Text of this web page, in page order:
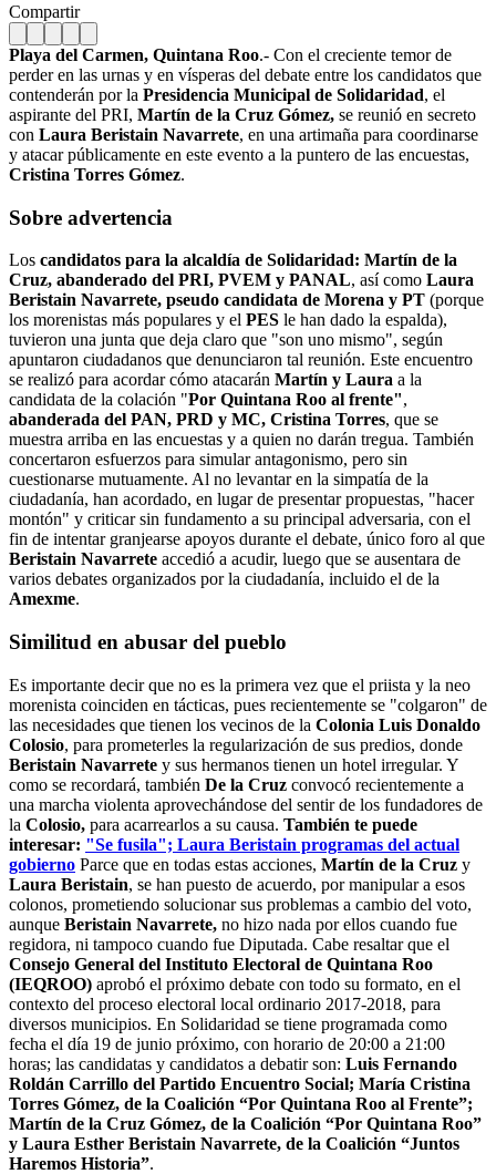
Compartir
Playa del Carmen, Quintana Roo.- Con el creciente temor de
perder en las urnas y en vísperas del debate entre los candidatos que
contenderán por la Presidencia Municipal de Solidaridad, el
aspirante del PRI, Martín de la Cruz Gómez, se reunió en secreto
con Laura Beristain Navarrete, en una artimaña para coordinarse
y atacar públicamente en este evento a la puntero de las encuestas,
Cristina Torres Gómez.
Sobre advertencia
Los candidatos para la alcaldía de Solidaridad: Martín de la
Cruz, abanderado del PRI, PVEM y PANAL, así como Laura
Beristain Navarrete, pseudo candidata de Morena y PT (porque
los morenistas más populares y el PES le han dado la espalda),
tuvieron una junta que deja claro que "son uno mismo", según
apuntaron ciudadanos que denunciaron tal reunión. Este encuentro
se realizó para acordar cómo atacarán Martín y Laura a la
candidata de la colación "Por Quintana Roo al frente",
abanderada del PAN, PRD y MC, Cristina Torres, que se
muestra arriba en las encuestas y a quien no darán tregua. También
concertaron esfuerzos para simular antagonismo, pero sin
cuestionarse mutuamente. Al no levantar en la simpatía de la
ciudadanía, han acordado, en lugar de presentar propuestas, "hacer
montón" y criticar sin fundamento a su principal adversaria, con el
fin de intentar granjearse apoyos durante el debate, único foro al que
Beristain Navarrete accedió a acudir, luego que se ausentara de
varios debates organizados por la ciudadanía, incluido el de la
Amexme.
Similitud en abusar del pueblo
Es importante decir que no es la primera vez que el priista y la neo
morenista coinciden en tácticas, pues recientemente se "colgaron" de
las necesidades que tienen los vecinos de la Colonia Luis Donaldo
Colosio, para prometerles la regularización de sus predios, donde
Beristain Navarrete y sus hermanos tienen un hotel irregular. Y
como se recordará, también De la Cruz convocó recientemente a
una marcha violenta aprovechándose del sentir de los fundadores de
la Colosio, para acarrearlos a su causa. También te puede
interesar: "Se fusila"; Laura Beristain programas del actual
gobierno Parce que en todas estas acciones, Martín de la Cruz y
Laura Beristain, se han puesto de acuerdo, por manipular a esos
colonos, prometiendo solucionar sus problemas a cambio del voto,
aunque Beristain Navarrete, no hizo nada por ellos cuando fue
regidora, ni tampoco cuando fue Diputada. Cabe resaltar que el
Consejo General del Instituto Electoral de Quintana Roo
(IEQROO) aprobó el próximo debate con todo su formato, en el
contexto del proceso electoral local ordinario 2017-2018, para
diversos municipios. En Solidaridad se tiene programada como
fecha el día 19 de junio próximo, con horario de 20:00 a 21:00
horas; las candidatas y candidatos a debatir son: Luis Fernando
Roldán Carrillo del Partido Encuentro Social; María Cristina
Torres Gómez, de la Coalición “Por Quintana Roo al Frente”;
Martín de la Cruz Gómez, de la Coalición “Por Quintana Roo”
y Laura Esther Beristain Navarrete, de la Coalición “Juntos
Haremos Historia”.